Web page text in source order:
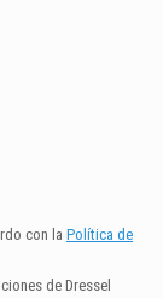
con la Política de
de Dressel